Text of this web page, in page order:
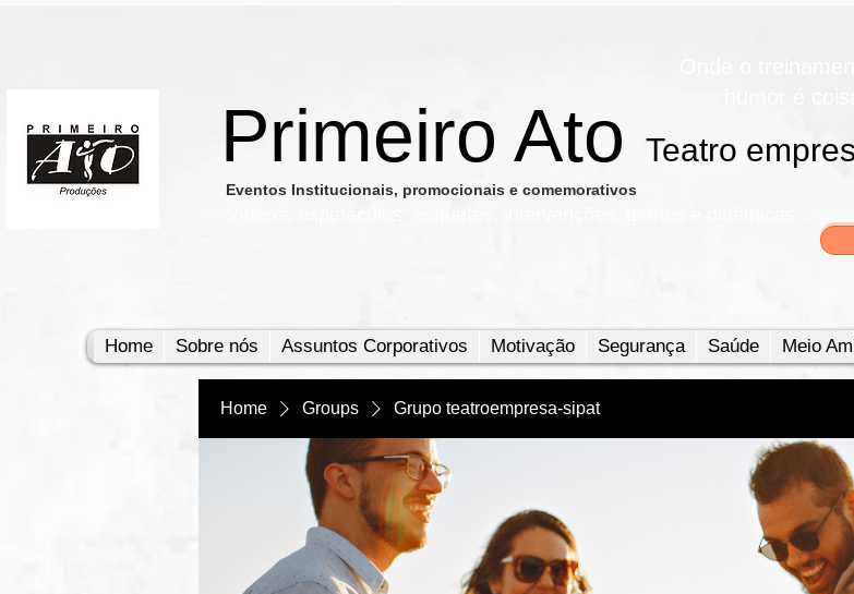
Primeiro Ato Teatro
​Eventos Institucionais, promocionais e comemorativos
Home Sobre nós Assuntos Corporativos Motivação Segurança Saúde Meio
Home Groups Grupo teatroempresa-sipat